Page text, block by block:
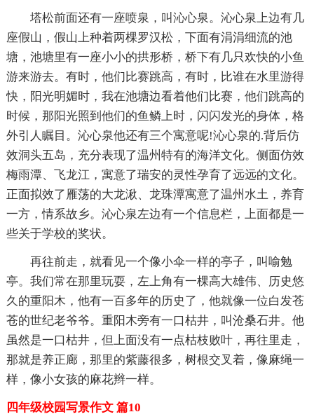
塔松前面还有一座喷泉，叫沁心泉。沁心泉上边有几
座假山，假山上种着两棵罗汉松，下面有涓涓细流的池
塘，池塘里有一座小小的拱形桥，桥下有几只欢快的小鱼
游来游去。有时，他们比赛跳高，有时，比谁在水里游得
快，阳光明媚时，我在池塘边看着他们比赛，他们跳高的
时候，那阳光照到他们的鱼鳞上时，闪闪发光的身体，格
外引人瞩目。沁心泉他还有三个寓意呢!沁心泉的.背后仿
效洞头五岛，充分表现了温州特有的海洋文化。侧面仿效
梅雨潭、飞龙江，寓意了瑞安的灵性孕育了远远的文化。
正面拟效了雁荡的大龙湫、龙珠潭寓意了温州水土，养育
一方，情系故乡。沁心泉左边有一个信息栏，上面都是一
些关于学校的奖状。
再往前走，就看见一个像小伞一样的亭子，叫喻勉
亭。我们常在那里玩耍，左上角有一棵高大雄伟、历史悠
久的重阳木，他有一百多年的历史了，他就像一位白发苍
苍的世纪老爷爷。重阳木旁有一口枯井，叫沧桑石井。他
虽然是一口枯井，但上面没有一点枯枝败叶，再往里走，
那就是养正廊，那里的紫藤很多，树根交叉着，像麻绳一
样，像小女孩的麻花辫一样。
四年级校园写景作文 篇10